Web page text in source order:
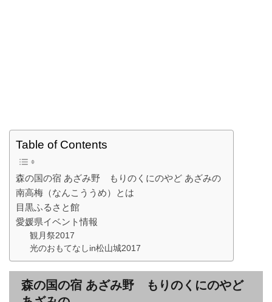
Table of Contents
森の国の宿 あざみ野 もりのくにのやど あざみの
南高梅（なんこううめ）とは
目黒ふるさと館
愛媛県イベント情報
観月祭2017
光のおもてなしin松山城2017
森の国の宿 あざみ野 もりのくにのやど